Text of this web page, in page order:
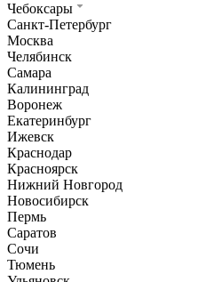
Чебоксары
Санкт-Петербург
Москва
Челябинск
Самара
Калининград
Воронеж
Екатеринбург
Ижевск
Краснодар
Красноярск
Нижний Новгород
Новосибирск
Пермь
Саратов
Сочи
Тюмень